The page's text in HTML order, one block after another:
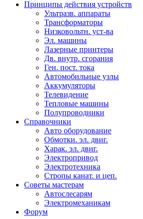
Принципы действия устройств
Ультразв. аппараты
Трансформаторы
Низковольтн. уст-ва
Эл. машины
Лазерные принтеры
Дв. внутр. сгорания
Ген. пост. тока
Автомобильные узлы
Аккумуляторы
Телевидение
Тепловые машины
Полупроводники
Справочники
Авто оборудование
Обмотки. эл. двиг.
Харак. эл. двиг.
Электропривод
Электротехника
Стропы канат. и цеп.
Советы мастерам
Автослесарям
Электромеханикам
Форум